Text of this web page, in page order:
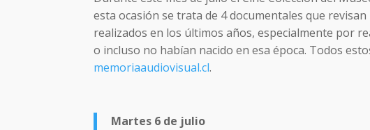
esta ocasión se trata de 4 documentales que
realizados en los últimos años, especialmente por
o incluso no habían nacido en esa época. Todos
memoriaaudiovisual.cl.
Martes 6 de julio